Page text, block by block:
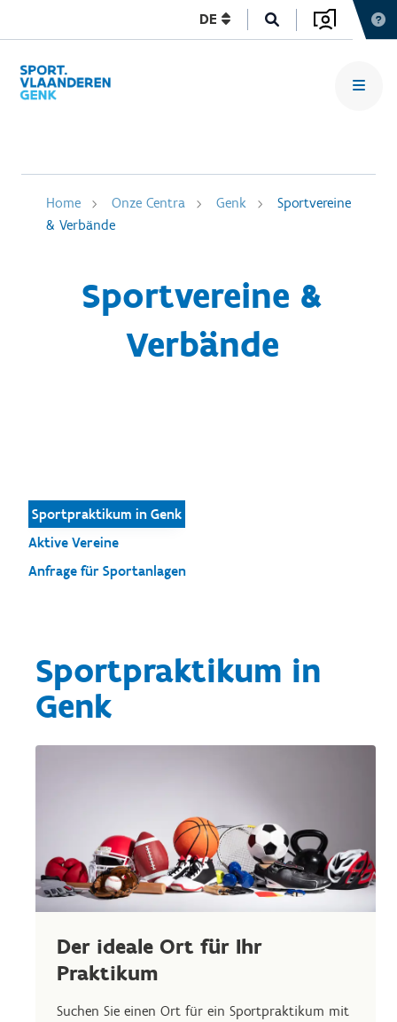
DE
Home Onze Centra Genk
Sportvereine
& Verbände
Sportvereine &
Verbände
Sportpraktikum in Genk
Aktive Vereine
Anfrage für Sportanlagen
Sportpraktikum in
Genk
Der ideale Ort für Ihr
Praktikum
Suchen Sie einen Ort für ein Sportpraktikum mit